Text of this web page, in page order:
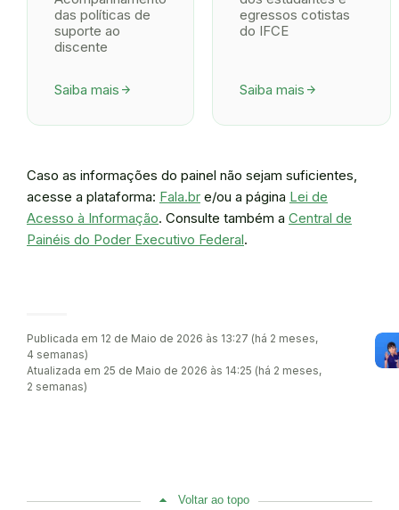
das políticas de
suporte ao
discente
Saiba mais arrow_forward
egressos cotistas
do IFCE
Saiba mais arrow_forward
Caso as informações do painel não sejam suficientes,
acesse a plataforma: Fala.br e/ou a página Lei de
Acesso à Informação. Consulte também a Central de
Painéis do Poder Executivo Federal.
Publicada em 12 de Maio de 2026 às 13:27 (há 2 meses,
4 semanas)
Atualizada em 25 de Maio de 2026 às 14:25 (há 2 meses,
2 semanas)
Voltar ao topo